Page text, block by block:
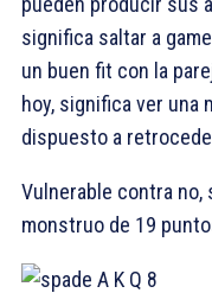
significa saltar a
un buen fit con la
hoy, significa ver una
dispuesto a
Vulnerable contra no,
monstruo de 19
A K Q 8